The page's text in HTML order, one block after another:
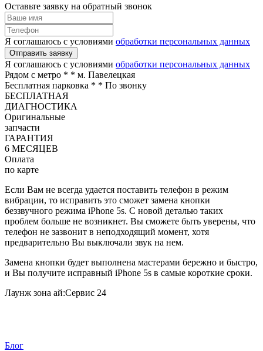
Оставьте заявку на обратный звонок
Я соглашаюсь с условиями обработки персональных данных
Отправить заявку
Я соглашаюсь с условиями обработки персональных данных
Рядом с метро * * м. Павелецкая
Бесплатная парковка * * По звонку
БЕСПЛАТНАЯ
ДИАГНОСТИКА
Оригинальные
запчасти
ГАРАНТИЯ
6 МЕСЯЦЕВ
Оплата
по карте
Если Вам не всегда удается поставить телефон в режим
вибрации, то исправить это сможет замена кнопки
беззвучного режима iPhone 5s. С новой деталью таких
проблем больше не возникнет. Вы сможете быть уверены, что
телефон не зазвонит в неподходящий момент, хотя
предварительно Вы выключали звук на нем.
Замена кнопки будет выполнена мастерами бережно и быстро,
и Вы получите исправный iPhone 5s в самые короткие сроки.
Лаунж зона ай:Сервис 24
Блог